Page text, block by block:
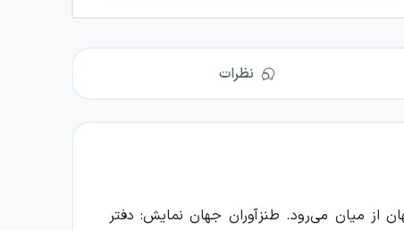
نظرات
میان می‌رود. طنزآوران جهان نمایش: دفتر